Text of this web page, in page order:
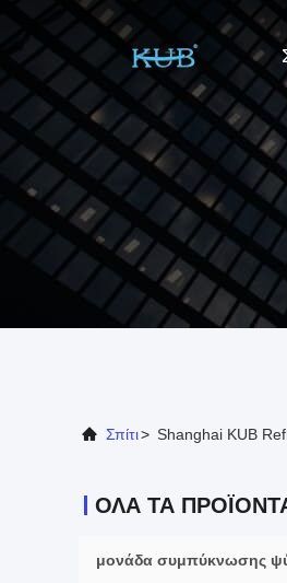
Σπίτι> Shanghai KUB
ΟΛΑ ΤΑ
μονάδα συμπύκνωσης